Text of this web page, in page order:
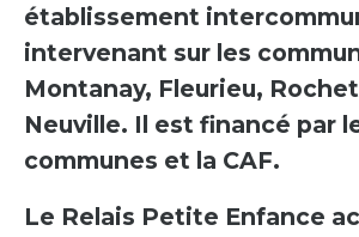
établissement
intervenant sur les
Montanay, Fleurieu,
Neuville. Il est financé par
communes et la CAF.
Le Relais Petite Enfance